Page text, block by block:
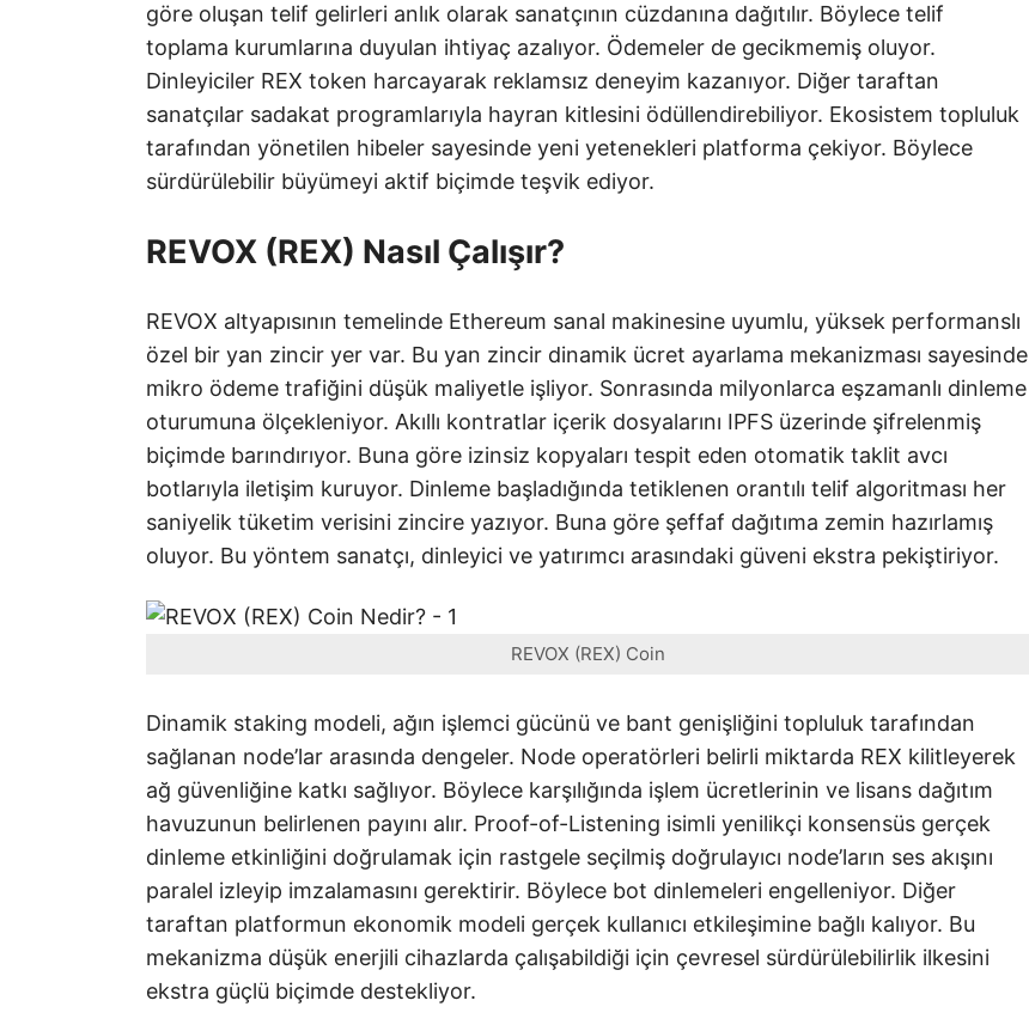
göre oluşan telif gelirleri anlık olarak sanatçının cüzdanına dağıtılır. Böylece telif
toplama kurumlarına duyulan ihtiyaç azalıyor. Ödemeler de gecikmemiş oluyor.
Dinleyiciler REX token harcayarak reklamsız deneyim kazanıyor. Diğer taraftan
sanatçılar sadakat programlarıyla hayran kitlesini ödüllendirebiliyor. Ekosistem topluluk
tarafından yönetilen hibeler sayesinde yeni yetenekleri platforma çekiyor. Böylece
sürdürülebilir büyümeyi aktif biçimde teşvik ediyor.
REVOX (REX) Nasıl Çalışır?
REVOX altyapısının temelinde Ethereum sanal makinesine uyumlu, yüksek performanslı
özel bir yan zincir yer var. Bu yan zincir dinamik ücret ayarlama mekanizması sayesinde
mikro ödeme trafiğini düşük maliyetle işliyor. Sonrasında milyonlarca eşzamanlı dinleme
oturumuna ölçekleniyor. Akıllı kontratlar içerik dosyalarını IPFS üzerinde şifrelenmiş
biçimde barındırıyor. Buna göre izinsiz kopyaları tespit eden otomatik taklit avcı
botlarıyla iletişim kuruyor. Dinleme başladığında tetiklenen orantılı telif algoritması her
saniyelik tüketim verisini zincire yazıyor. Buna göre şeffaf dağıtıma zemin hazırlamış
oluyor. Bu yöntem sanatçı, dinleyici ve yatırımcı arasındaki güveni ekstra pekiştiriyor.
REVOX (REX) Coin
Dinamik staking modeli, ağın işlemci gücünü ve bant genişliğini topluluk tarafından
sağlanan node’lar arasında dengeler. Node operatörleri belirli miktarda REX kilitleyerek
ağ güvenliğine katkı sağlıyor. Böylece karşılığında işlem ücretlerinin ve lisans dağıtım
havuzunun belirlenen payını alır. Proof-of-Listening isimli yenilikçi konsensüs gerçek
dinleme etkinliğini doğrulamak için rastgele seçilmiş doğrulayıcı node’ların ses akışını
paralel izleyip imzalamasını gerektirir. Böylece bot dinlemeleri engelleniyor. Diğer
taraftan platformun ekonomik modeli gerçek kullanıcı etkileşimine bağlı kalıyor. Bu
mekanizma düşük enerjili cihazlarda çalışabildiği için çevresel sürdürülebilirlik ilkesini
ekstra güçlü biçimde destekliyor.